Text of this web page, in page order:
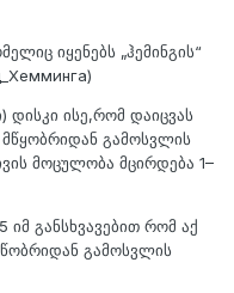
იყენებს „ჰემინგის“
დისკი ისე,რომ დაიცვას
გამოსვლის
მოცულობა მცირდება 1–
იმ განსხვავებით რომ აქ
გამოსვლის